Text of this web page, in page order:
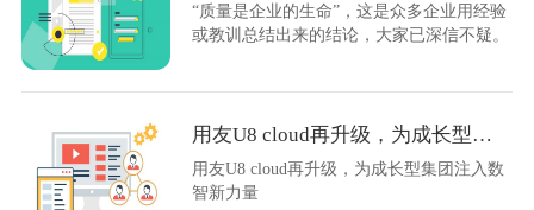
“质量是企业的生命”，这是众多企业用经验
或教训总结出来的结论，大家已深信不疑。
用友U8 cloud再升级，为成长型集团注入数智新力量
用友U8 cloud再升级，为成长型集团注入数
智新力量